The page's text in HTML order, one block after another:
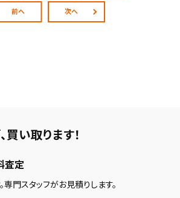
前へ 次へ
買い取ります！
査定
門スタッフがお見積りします。